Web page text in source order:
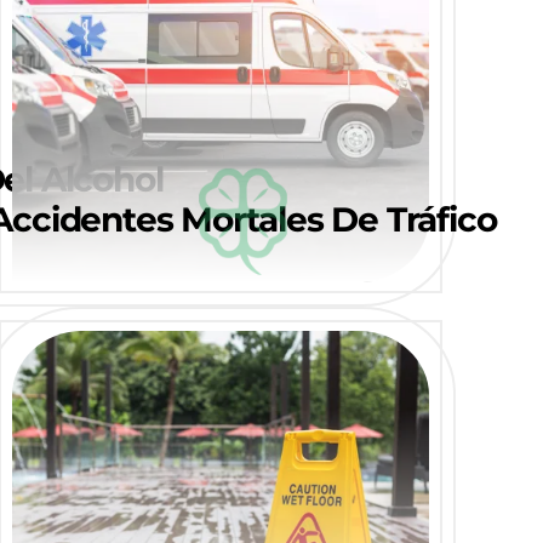
Alcohol
Mortales De Tráfico